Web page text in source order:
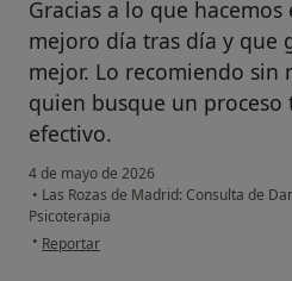
Gracias a lo que
mejoro día tras día y que
mejor. Lo recomiendo sin
quien busque un proceso
efectivo.
4 de mayo de 2026
• Las Rozas de Madrid: Consulta de
Psicoterapia
• en opinión del usuario Luis
Reportar